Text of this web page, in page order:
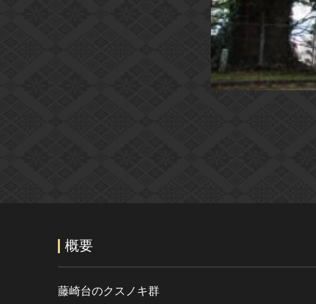
概要
藤崎台のクスノキ群